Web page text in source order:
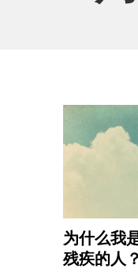
为什么我
残疾的人？